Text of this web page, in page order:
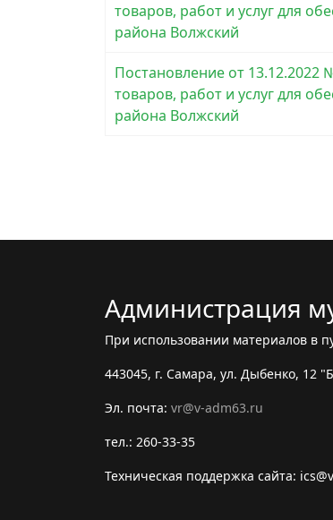
товаров, работ и услуг для
района Волжский
Постановление от
товаров, работ и услуг для
района Волжский
Администрация
При использовании материалов в
443045, г. Самара, ул. Дыбенко, 12
Эл. почта: vr@v-adm63.ru
тел.: 260-33-35
Техническая поддержка сайта: